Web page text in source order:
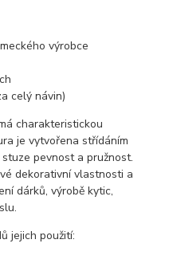
výrobce
celý návin)
charakteristickou
je vytvořena střídáním
pevnost a pružnost.
dekorativní vlastnosti a
dárků, výrobě kytic,
jejich použití: